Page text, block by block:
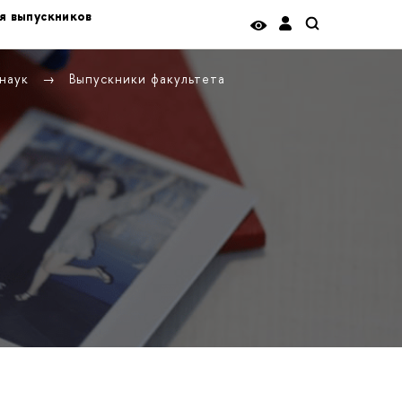
выпускников
Выпускники факультета